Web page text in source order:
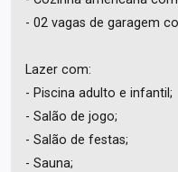
- 02 vagas de garagem
Lazer com:
- Piscina adulto e infantil;
- Salão de jogo;
- Salão de festas;
- Sauna;